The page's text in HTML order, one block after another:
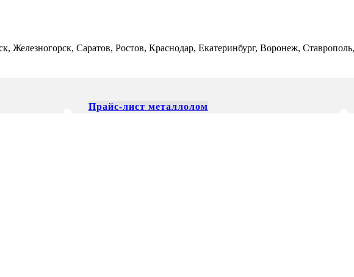
Железногорск, Саратов, Ростов, Краснодар, Екатеринбург, Воронеж,
Прайс-лист металлолом